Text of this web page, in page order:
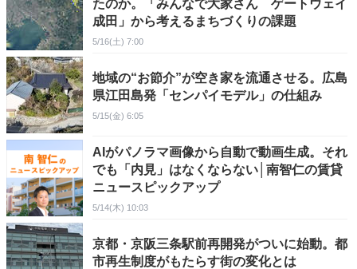
たのか。「みんなで大家さん ゲートウェイ
成田」から考えるまちづくりの課題
5/16(土) 7:00
地域の“お節介”が空き家を流通させる。広島
県江田島発「センパイモデル」の仕組み
5/15(金) 6:05
AIがパノラマ画像から自動で動画生成。それ
でも「内見」はなくならない│南智仁の賃貸
ニュースピックアップ
5/14(木) 10:03
京都・京阪三条駅前再開発がついに始動。都
市再生制度がもたらす街の変化とは